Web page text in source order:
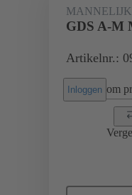
GDS A-M
Artikelnr.:
Inloggen om